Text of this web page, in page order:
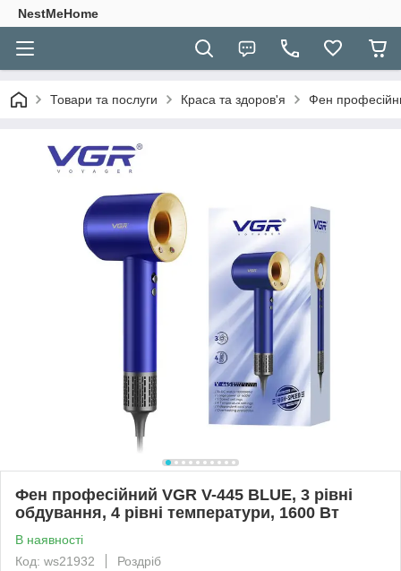
NestMeHome
Товари та послуги Краса та здоров'я Фен
Фен професійний VGR V-445 BLUE, 3 рівні
обдування, 4 рівні температури, 1600 Вт
В наявності
Код: ws21932
Роздріб